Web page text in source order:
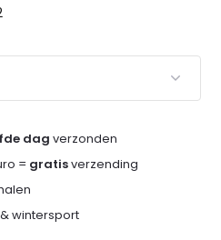
dag verzonden
= gratisverzending
wintersport